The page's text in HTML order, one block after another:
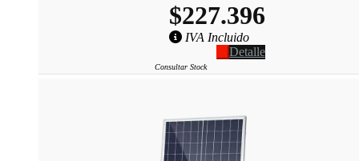
$227.396
IVA Incluido
Detalle
Consultar Stock